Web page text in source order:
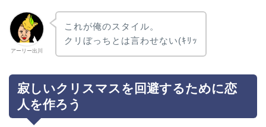
アーリー出川
これが俺のスタイル。
クリぼっちとは言わせない(ｷﾘｯ
寂しいクリスマスを回避するために恋
人を作ろう